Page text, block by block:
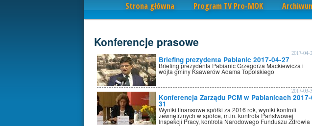
Strona główna Program TV Pro-MOK
Konferencje prasowe
Briefing prezydenta Pabianic 2017-04-27
2017-04-
Briefing prezydenta Pabianic Grzegorza Mackiewicza i
wójta gminy Ksawerów Adama Topolskiego
Konferencja Zarządu PCM w Pabianicach
31
2017-03-
Wyniki finansowe spółki za 2016 rok, wyniki kontroli
zewnętrznych w spółce, m.in. kontrola Państwowej
Inspekcji Pracy, kontrola Narodowego Funduszu Zdrowia